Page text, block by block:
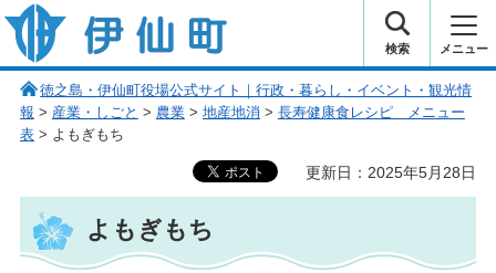
伊仙町 健康・長寿と子宝の町
検索 メニュー
徳之島・伊仙町役場公式サイト｜行政・暮らし・イベント・観光情
報 > 産業・しごと > 農業> 地産地消 > 長寿健康食レシピ メニュー
表> よもぎもち
更新日：2025年5月28日
よもぎもち